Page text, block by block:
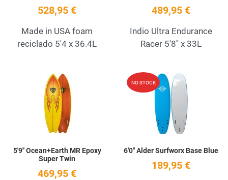
528,95 €
Made in USA foam
reciclado 5'4 x 36.4L
489,95 €
Indio Ultra Endurance
Racer 5'8'' x 33L
Add to Wishlist
5'9'' Ocean+Earth MR Epoxy
Super Twin
469,95 €
NO STOCK
6'0'' Alder Surfworx Base Blue
189,95 €